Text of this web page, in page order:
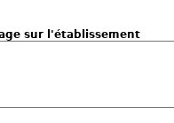
sur l'établissement